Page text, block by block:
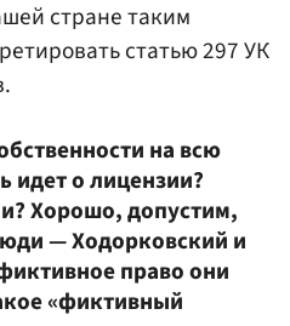
стране таким
статью 297 УК
на всю
идет о лицензии?
Хорошо, допустим,
— Ходорковский и
право они
«фиктивный